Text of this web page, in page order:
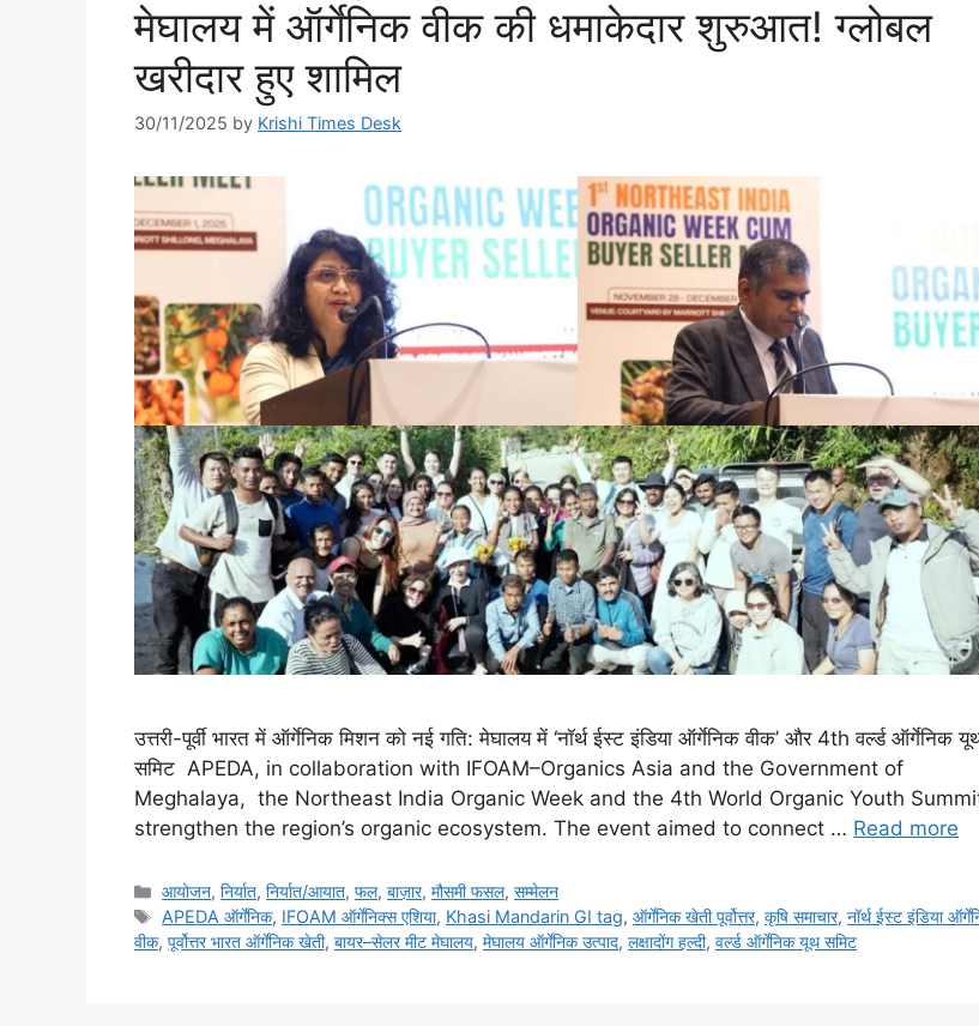
मेघालय में ऑर्गेनिक वीक की धमाकेदार शुरुआत! ग्लोबल
खरीदार हुए शामिल
30/11/2025 by Krishi Times Desk
उत्तरी-पूर्वी भारत में ऑर्गेनिक मिशन को नई गति: मेघालय में ‘नॉर्थ ईस्ट इंडिया ऑर्गेनिक वीक’ और 4th वर्ल्ड ऑर्गेनिक
समिट APEDA, in collaboration with IFOAM–Organics Asia and the Government of
Meghalaya, the Northeast India Organic Week and the 4th World Organic Youth
strengthen the region’s organic ecosystem. The event aimed to connect … Read more
आयोजन,निर्यात,निर्यात/आयात,फल,बाज़ार,मौसमी फसल,सम्मेलन
APEDA ऑर्गेनिक, IFOAM ऑर्गेनिक्स एशिया, Khasi Mandarin GI tag,ऑर्गेनिक खेती पूर्वोत्तर,कृषि समाचार,नॉर्थ ईस्ट इंडिया
वीक, पूर्वोत्तर भारत ऑर्गेनिक खेती, बायर–सेलर मीट मेघालय, मेघालय ऑर्गेनिक उत्पाद, लक्षादोंग हल्दी, वर्ल्ड ऑर्गेनिक यूथ समिट